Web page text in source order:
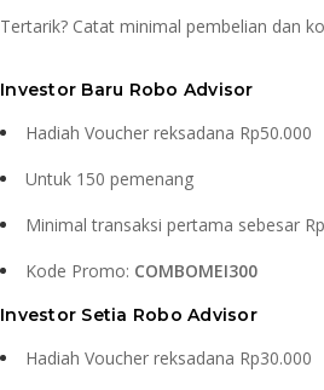
Tertarik? Catat minimal pembelian dan
Investor Baru Robo Advisor
Hadiah Voucher reksadana Rp50.000
Untuk 150 pemenang
Minimal transaksi pertama sebesar
Kode Promo: COMBOMEI300
Investor Setia Robo Advisor
Hadiah Voucher reksadana Rp30.000